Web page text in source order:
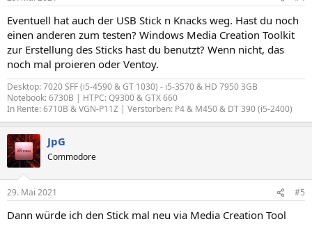
Eventuell hat auch der USB Stick n Knacks weg. Hast du noch
einen anderen zum testen? Windows Media Creation Toolkit
zur Erstellung des Sticks hast du benutzt? Wenn nicht, das
noch mal proieren oder Ventoy.
Desktop: 7020 SFF (i5-4590 & GT 1030) - i5-3570 & HD 7950 3GB
Notebook: 6730B | HTPC: Q9300 & GTX 660
In Rente: 6710B & VGN-P11Z | Verstorben: P4 & M450 & DT 390 (i5-2400)
JpG
Commodore
29. Mai 2021 #5
Dann würde ich den Stick mal neu via Media Creation Tool